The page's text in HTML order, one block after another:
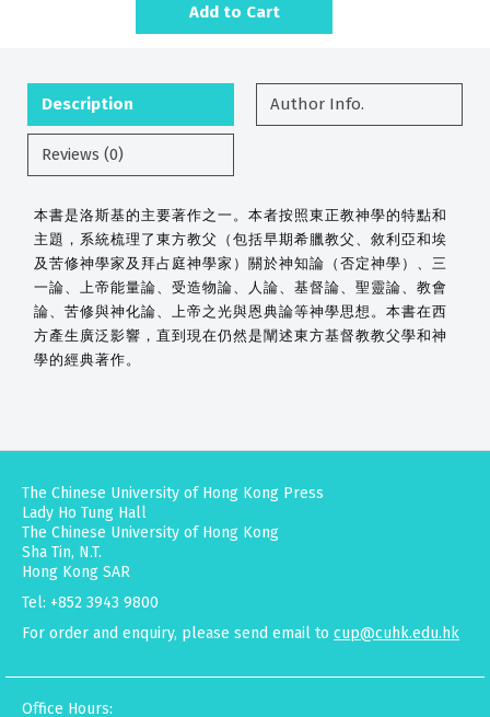
Add to Cart
Description Author Info.
Reviews (0)
本書是洛斯基的主要著作之一。本者按照東正教神學的特點和
主題，系統梳理了東方教父（包括早期希臘教父、敘利亞和埃
及苦修神學家及拜占庭神學家）關於神知論（否定神學）、三
一論、上帝能量論、受造物論、人論、基督論、聖靈論、教會
論、苦修與神化論、上帝之光與恩典論等神學思想。本書在西
方產生廣泛影響，直到現在仍然是闡述東方基督教教父學和神
學的經典著作。
The Chinese University of Hong Kong Press
Lady Ho Tung Hall
The Chinese University of Hong Kong
Sha Tin, N.T.
Hong Kong SAR
Tel: +852 3943 9800
For order and enquiry, please send email to cup@cuhk.edu.hk
Office Hours: